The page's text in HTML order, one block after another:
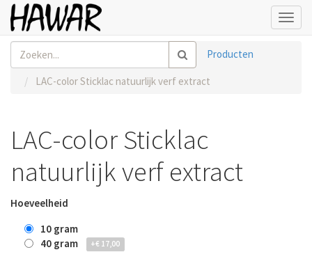
Producten
LAC-color Sticklac natuurlijk verf extract
LAC-color Sticklac
natuurlijk verf extract
Hoeveelheid
10 gram
40 gram
+€ 17,00